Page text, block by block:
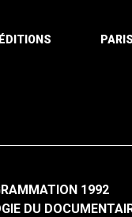
ÉDITIONS
1992
DU